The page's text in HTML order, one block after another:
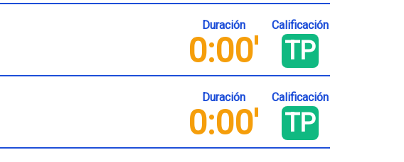
Duración
0:00'
Calificación
TP
Duración
0:00'
Calificación
TP